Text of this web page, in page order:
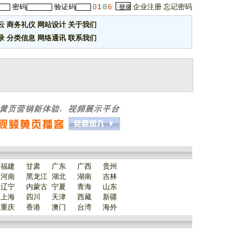
密码 验证码 企业注册 忘记密码
商务礼仪 网站设计 关于我们
分类信息 网络通讯 联系我们
福建 甘肃 广东 广西
贵州
河南
黑龙江 湖北 湖南
吉林
辽宁
内蒙古 宁夏 青海
山东
上海
四川 天津 西藏
新疆
重庆
香港 澳门 台湾 海外